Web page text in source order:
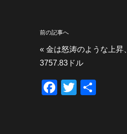
前の記事へ
« 金は怒涛のような上昇
3757.83ドル
F
T